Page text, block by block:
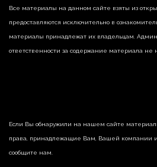
Все материалы на данном сайте взяты из
предоставляются исключительно в
материалы принадлежат их владельцам.
ответственности за содержание материала не
Если Вы обнаружили на нашем сайте
права, принадлежащие Вам, Вашей компании
сообщите нам.